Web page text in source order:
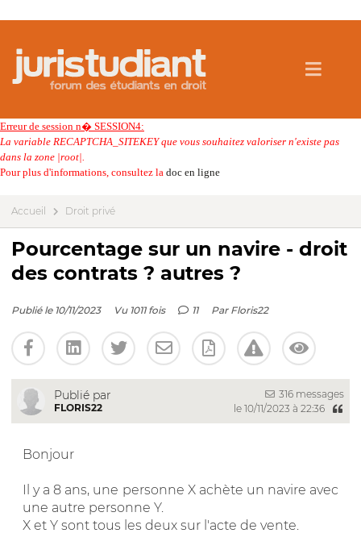
Erreur de session n� SESSION4:
La variable RECAPTCHA_SITEKEY que vous souhaitez valoriser n'existe pas
dans la zone |root|.
Pour plus d'informations, consultez la doc en ligne
Accueil Droit privé
Pourcentage sur un navire - droit
des contrats ? autres ?
Publié le 10/11/2023 Vu 1011 fois 11 Par Floris22
Publié par
FLORIS22
316 messages
le 10/11/2023 à 22:36
Bonjour
Il y a 8 ans, une personne X achète un navire avec
une autre personne Y.
X et Y sont tous les deux sur l'acte de vente.